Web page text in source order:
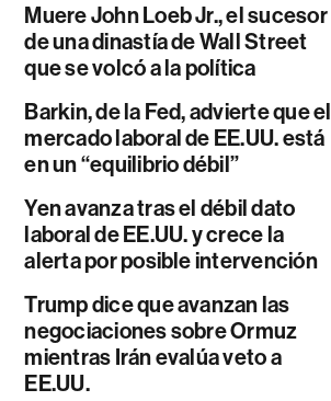
Muere John Loeb Jr., el sucesor
de una dinastía de Wall Street
que se volcó a la política
Barkin, de la Fed, advierte que el
mercado laboral de EE.UU. está
en un “equilibrio débil”
Yen avanza tras el débil dato
laboral de EE.UU. y crece la
alerta por posible intervención
Trump dice que avanzan las
negociaciones sobre Ormuz
mientras Irán evalúa veto a
EE.UU.